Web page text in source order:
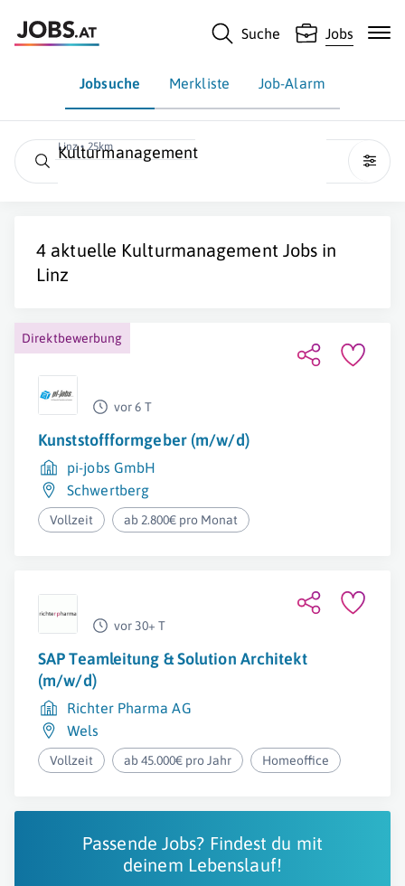
Suche Jobs
Jobsuche Merkliste Job-Alarm
Linz • 25km
Kulturmanagement
4 aktuelle Kulturmanagement Jobs in
Linz
Direktbewerbung
vor 6 T
Kunststoffformgeber (m/w/d)
pi-jobs GmbH
Schwertberg
Vollzeit ab 2.800€ pro Monat
vor 30+ T
SAP Teamleitung & Solution Architekt
(m/w/d)
Richter Pharma AG
Wels
Vollzeit ab 45.000€ pro Jahr Homeoffice
Passende Jobs? Findest du mit
deinem Lebenslauf!